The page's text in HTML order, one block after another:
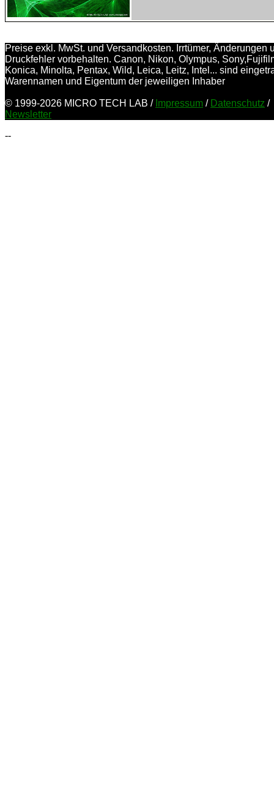
Preise exkl. MwSt. und Versandkosten. Irrtümer, Änderungen
Druckfehler vorbehalten. Canon, Nikon, Olympus,
Konica, Minolta, Pentax, Wild, Leica, Leitz, Intel... sind
Warennamen und Eigentum der jeweiligen Inhaber
© 1999-2026 MICRO TECH LAB / Impressum / Datenschutz /
Newsletter
--